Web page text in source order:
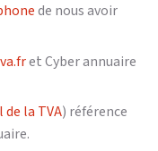
de nous avoir
et Cyber annuaire
de la TVA) référence